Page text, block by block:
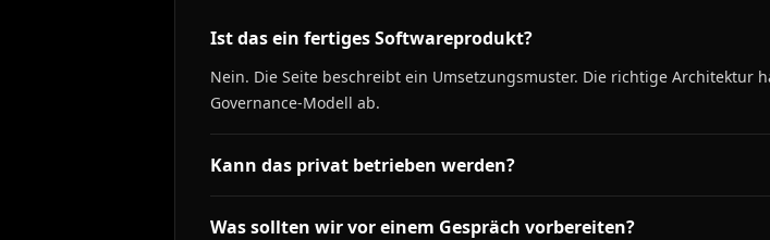
Ist das ein fertiges Softwareprodukt?
Nein. Die Seite beschreibt ein Umsetzungsmuster. Die richtige Architektur
Governance-Modell ab.
Kann das privat betrieben werden?
Was sollten wir vor einem Gespräch vorbereiten?